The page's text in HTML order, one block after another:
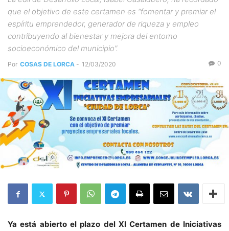
que el objetivo de este certamen es “fomentar y premiar el
espíritu emprendedor, generador de riqueza y empleo
contribuyendo al bienestar y mejora del entorno
socioeconómico del municipio”.
Por COSAS DE LORCA - 12/03/2020 0
Ya está abierto el plazo del XI Certamen de Iniciativas